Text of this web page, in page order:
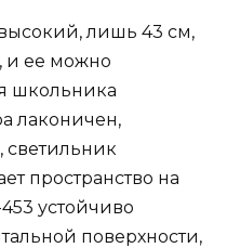
лишь 43 см,
и ее можно
школьника
лаконичен,
светильник
пространство на
устойчиво
поверхности,